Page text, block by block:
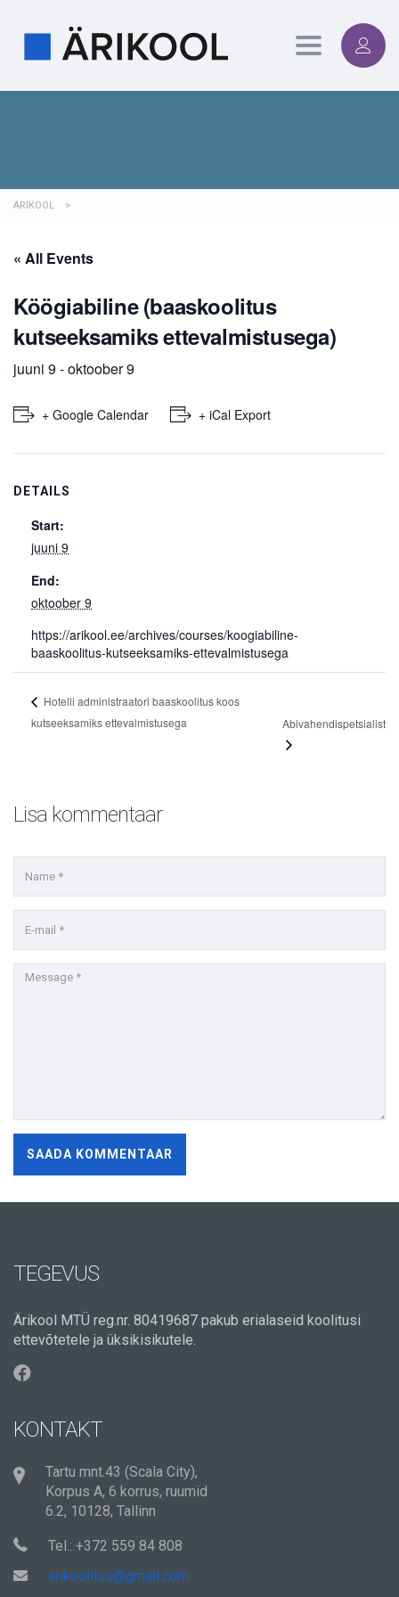
Toggle
ÄRIKOOL >
« All Events
Köögiabiline (baaskoolitus
kutseeksamiks ettevalmistusega)
juuni 9 -oktoober 9
+ Google Calendar + iCal Export
DETAILS
Start:
juuni 9
End:
oktoober 9
https://arikool.ee/archives/courses/koogiabiline-
baaskoolitus-kutseeksamiks-ettevalmistusega
Hotelli administraatori baaskoolitus koos
kutseeksamiks ettevalmistusega
Abivahendispetsialist
Lisa kommentaar
TEGEVUS
Ärikool MTÜ reg.nr. 80419687 pakub erialaseid koolitusi
ettevõtetele ja üksikisikutele.
KONTAKT
Tartu mnt.43 (Scala City),
Korpus A, 6 korrus, ruumid
6.2, 10128, Tallinn
Tel.: +372 559 84 808
arikoolitus@gmail.com